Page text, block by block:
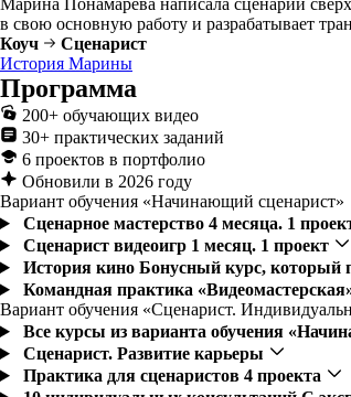
Марина Понамарева написала сценарий
в свою основную работу и разрабатывает
Коуч
Сценарист
История Марины
Программа
200+ обучающих видео
30+ практических заданий
6 проектов в портфолио
Обновили в 2026 году
Вариант обучения «Начинающий сценарист»
Сценарное мастерство 4 месяца. 1
Сценарист видеоигр 1 месяц. 1 проект
История кино Бонусный курс, который
Командная практика
Вариант обучения «Сценарист.
Все курсы из варианта обучения
Сценарист. Развитие карьеры
Практика для сценаристов 4 проекта